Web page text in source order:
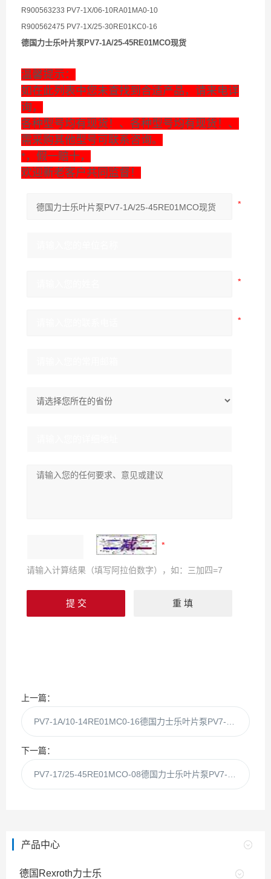
R900563233 PV7-1X/06-10RA01MA0-10
R900562475 PV7-1X/25-30RE01KC0-16
德国力士乐叶片泵PV7-1A/25-45RE01MCO现货
温馨提示：
如在此列表中您未查找到合适产品，请来电详
询，
各种型号均有现货！、各种型号均有现货！、
需采购其他型号可联系咨询。
*，假一赔十，
欢迎新老客户共同监督！
请输入计算结果（填写阿拉伯数字），如：三加四=7
上一篇：
下一篇：
产品中心
德国Rexroth力士乐